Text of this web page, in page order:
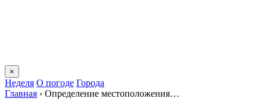
×
Неделя О погоде Города
Главная › Определение местоположения…